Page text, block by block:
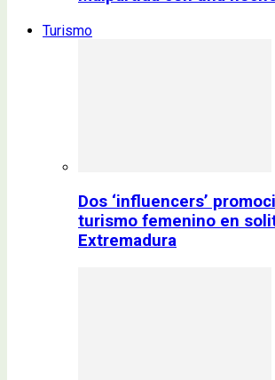
Turismo
Dos ‘influencers’
turismo femenino en
Extremadura